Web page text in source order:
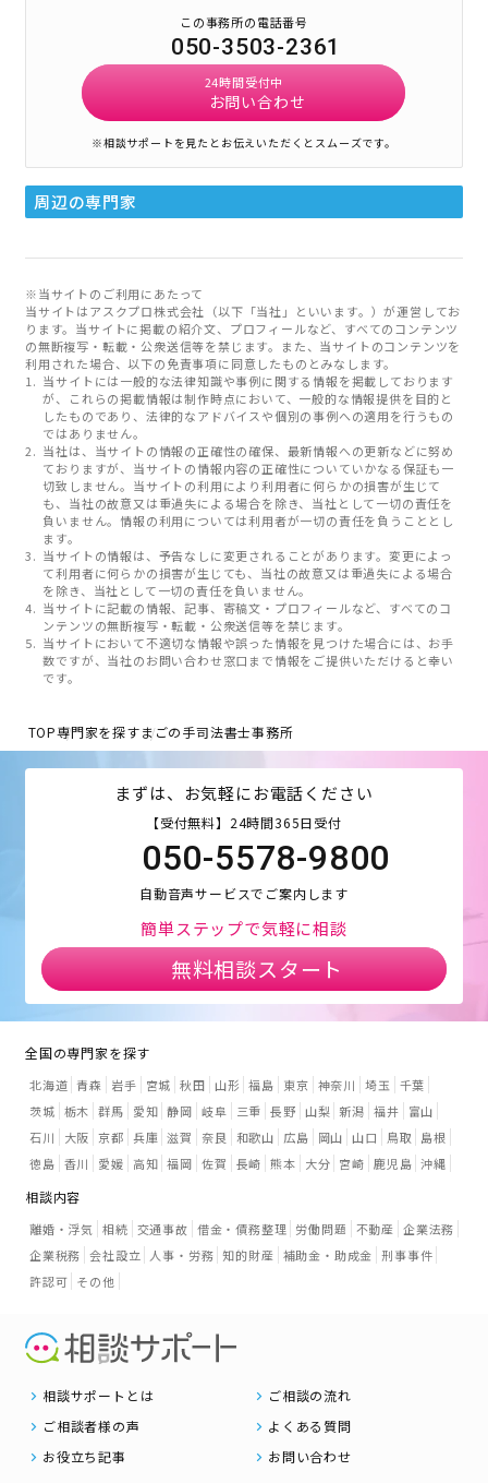
この事務所の電話番号
050-3503-2361
24時間受付中
お問い合わせ
※相談サポートを見たとお伝えいただくとスムーズです。
周辺の専門家
※当サイトのご利用にあたって
当サイトはアスクプロ株式会社（以下「当社」といいます。）が運営してお
ります。当サイトに掲載の紹介文、プロフィールなど、すべてのコンテンツ
の無断複写・転載・公衆送信等を禁じます。また、当サイトのコンテンツを
利用された場合、以下の免責事項に同意したものとみなします。
当サイトには一般的な法律知識や事例に関する情報を掲載しております
が、これらの掲載情報は制作時点において、一般的な情報提供を目的と
したものであり、法律的なアドバイスや個別の事例への適用を行うもの
ではありません。
当社は、当サイトの情報の正確性の確保、最新情報への更新などに努め
ておりますが、当サイトの情報内容の正確性についていかなる保証も一
切致しません。当サイトの利用により利用者に何らかの損害が生じて
も、当社の故意又は重過失による場合を除き、当社として一切の責任を
負いません。情報の利用については利用者が一切の責任を負うこととし
ます。
当サイトの情報は、予告なしに変更されることがあります。変更によっ
て利用者に何らかの損害が生じても、当社の故意又は重過失による場合
を除き、当社として一切の責任を負いません。
当サイトに記載の情報、記事、寄稿文・プロフィールなど、すべてのコ
ンテンツの無断複写・転載・公衆送信等を禁じます。
当サイトにおいて不適切な情報や誤った情報を見つけた場合には、お手
数ですが、当社のお問い合わせ窓口まで情報をご提供いただけると幸い
です。
TOP専門家を探すまごの手司法書士事務所
まずは、お気軽にお電話ください
【受付無料】24時間365日受付
050-5578-9800
自動音声サービスでご案内します
簡単ステップで気軽に相談
無料相談スタート
全国の専門家を探す
北海道 青森 岩手 宮城 秋田 山形 福島 東京 神奈川 埼玉
千葉
茨城 栃木 群馬 愛知 静岡 岐阜 三重 長野 山梨 新潟 福井
富山
石川
大阪 京都 兵庫 滋賀 奈良 和歌山 広島 岡山 山口 鳥取
島根
徳島 香川 愛媛 高知 福岡 佐賀 長崎 熊本 大分 宮崎 鹿児島 沖縄
相談内容
離婚・浮気 相続 交通事故 借金・債務整理 労働問題 不動産 企業法務
企業税務 会社設立 人事・労務 知的財産 補助金・助成金 刑事事件
許認可 その他
相談サポートとは
ご相談の流れ
ご相談者様の声
よくある質問
お役立ち記事
お問い合わせ